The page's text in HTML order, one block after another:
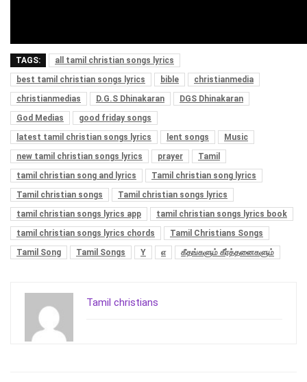
TAGS:
all tamil christian songs lyrics
best tamil christian songs lyrics
bible
christianmedia
christianmedias
D.G.S Dhinakaran
DGS Dhinakaran
God Medias
good friday songs
latest tamil christian songs lyrics
lent songs
Music
new tamil christian songs lyrics
prayer
Tamil
tamil christian song and lyrics
Tamil christian song lyrics
Tamil christian songs
Tamil christian songs lyrics
tamil christian songs lyrics app
tamil christian songs lyrics book
tamil christian songs lyrics chords
Tamil Christians Songs
Tamil Song
Tamil Songs Y எ கீதங்களும் கீர்த்தனைகளும்
Tamil christians